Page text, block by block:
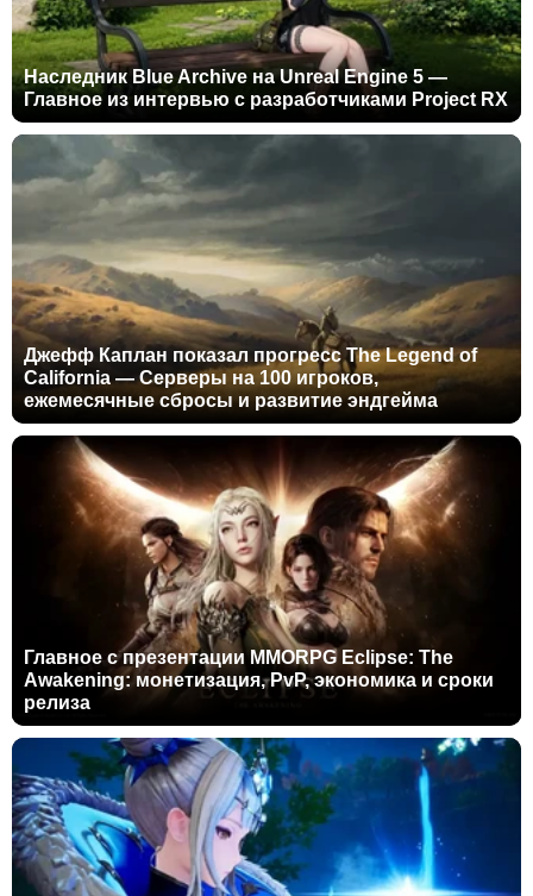
Наследник Blue Archive на Unreal Engine 5 —
Главное из интервью с разработчиками Project RX
Джефф Каплан показал прогресс The Legend of
California — Серверы на 100 игроков,
ежемесячные сбросы и развитие эндгейма
Главное с презентации MMORPG Eclipse: The
Awakening: монетизация, PvP, экономика и сроки
релиза